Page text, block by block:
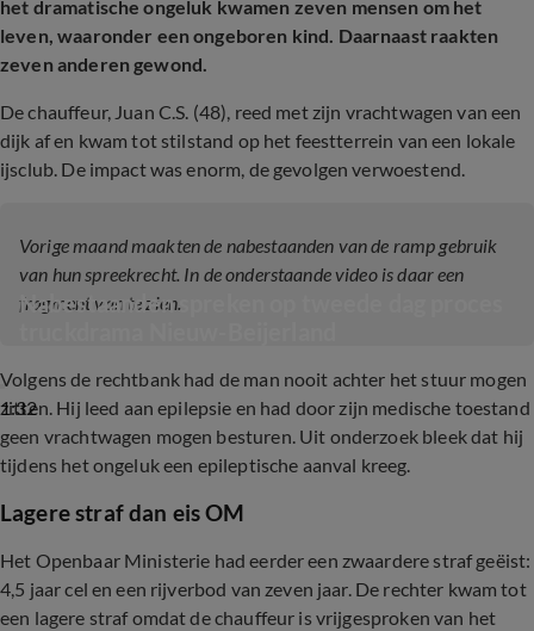
het dramatische ongeluk kwamen zeven mensen om het
leven, waaronder een ongeboren kind. Daarnaast raakten
zeven anderen gewond.
De chauffeur, Juan C.S. (48), reed met zijn vrachtwagen van een
dijk af en kwam tot stilstand op het feestterrein van een lokale
ijsclub. De impact was enorm, de gevolgen verwoestend.
Vorige maand maakten de nabestaanden van de ramp gebruik
van hun spreekrecht. In de onderstaande video is daar een
fragment van te zien.
1:32
Nabestaanden spreken op tweede dag proces
Volgens de rechtbank had de man nooit achter het stuur mogen
zitten. Hij leed aan epilepsie en had door zijn medische toestand
geen vrachtwagen mogen besturen. Uit onderzoek bleek dat hij
tijdens het ongeluk een epileptische aanval kreeg.
Lagere straf dan eis OM
Het Openbaar Ministerie had eerder een zwaardere straf geëist:
4,5 jaar cel en een rijverbod van zeven jaar. De rechter kwam tot
een lagere straf omdat de chauffeur is vrijgesproken van het